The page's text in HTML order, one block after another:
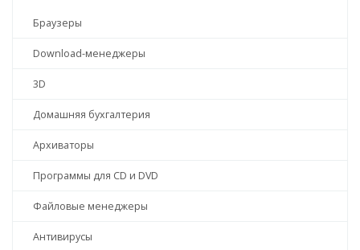
Браузеры
Download-менеджеры
3D
Домашняя бухгалтерия
Архиваторы
Программы для CD и DVD
Файловые менеджеры
Антивирусы